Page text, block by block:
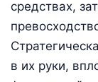
средствах,
в их руки,